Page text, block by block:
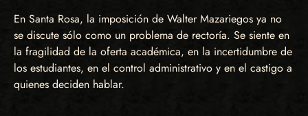
En Santa Rosa, la imposición de Walter Mazariegos ya no
se discute sólo como un problema de rectoría. Se siente en
la fragilidad de la oferta académica, en la incertidumbre de
los estudiantes, en el control administrativo y en el castigo a
quienes deciden hablar.